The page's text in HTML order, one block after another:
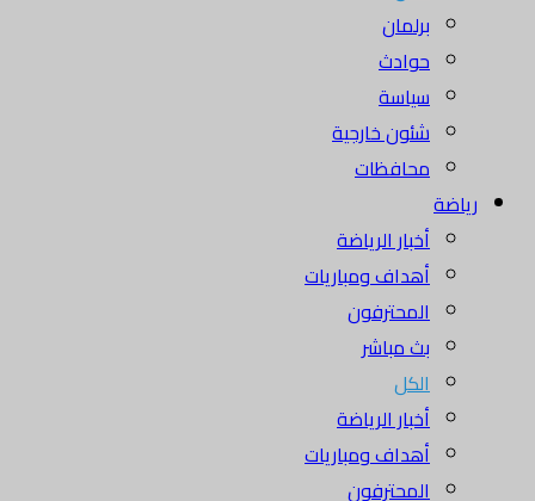
برلمان
حوادث
سياسة
شئون خارجية
محافظات
رياضة
أخبار الرياضة
أهداف ومباريات
المحترفون
بث مباشر
الكل
أخبار الرياضة
أهداف ومباريات
المحترفون